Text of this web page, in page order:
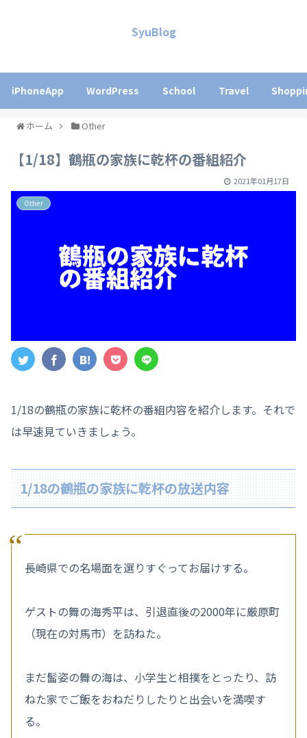
SyuBlog
iPhoneApp WordPress School Travel
ホーム Other
【1/18】鶴瓶の家族に乾杯の番組紹介
2021年01月17日
Other
1/18の鶴瓶の家族に乾杯の番組内容を紹介します。それで
は早速見ていきましょう。
1/18の鶴瓶の家族に乾杯の放送内容
長崎県での名場面を選りすぐってお届けする。
ゲストの舞の海秀平は、引退直後の2000年に厳原町
（現在の対馬市）を訪ねた。
まだ髷姿の舞の海は、小学生と相撲をとったり、訪
ねた家でご飯をおねだりしたりと出会いを満喫す
る。